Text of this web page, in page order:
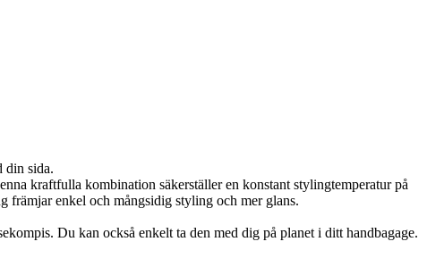
din sida.
kraftfulla kombination säkerställer en konstant stylingtemperatur på
främjar enkel och mångsidig styling och mer glans.
Du kan också enkelt ta den med dig på planet i ditt handbagage.